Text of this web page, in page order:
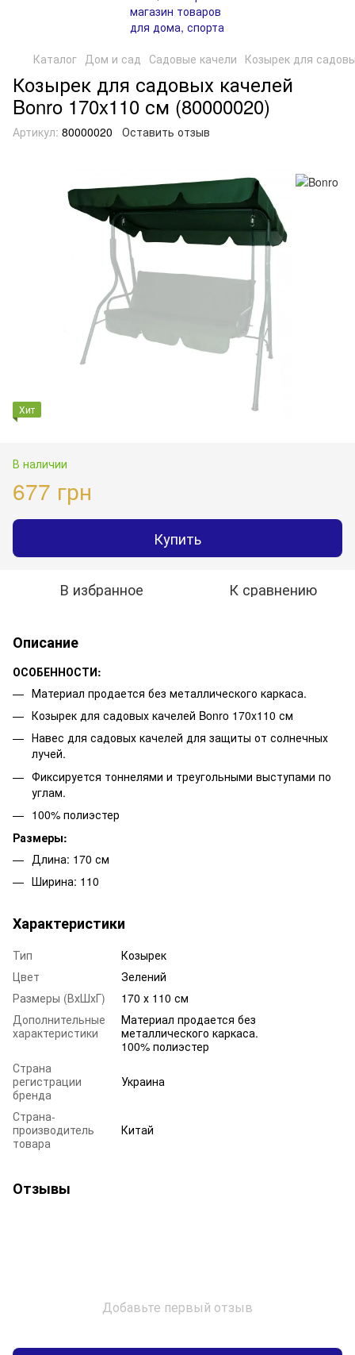
Каталог Дом и сад Садовые качели Козырек для
Козырек для садовых качелей
Bonro 170x110 см (80000020)
Артикул: 80000020 Оставить отзыв
Хит
В наличии
677 грн
Купить
В избранное К сравнению
Описание
ОСОБЕННОСТИ:
Материал продается без металлического каркаса.
Козырек для садовых качелей Bonro 170x110 см
Навес для садовых качелей для защиты от солнечных
лучей.
Фиксируется тоннелями и треугольными выступами по
углам.
100% полиэстер
Размеры:
Длина: 170 см
Ширина: 110
Характеристики
Тип
Козырек
Цвет
Зелений
Размеры (ВхШхГ)
170 х 110 см
Дополнительные
характеристики
Материал продается без
металлического каркаса.
100% полиэстер
Страна
регистрации
бренда
Украина
Страна-
производитель
товара
Китай
Отзывы
Добавьте первый отзыв